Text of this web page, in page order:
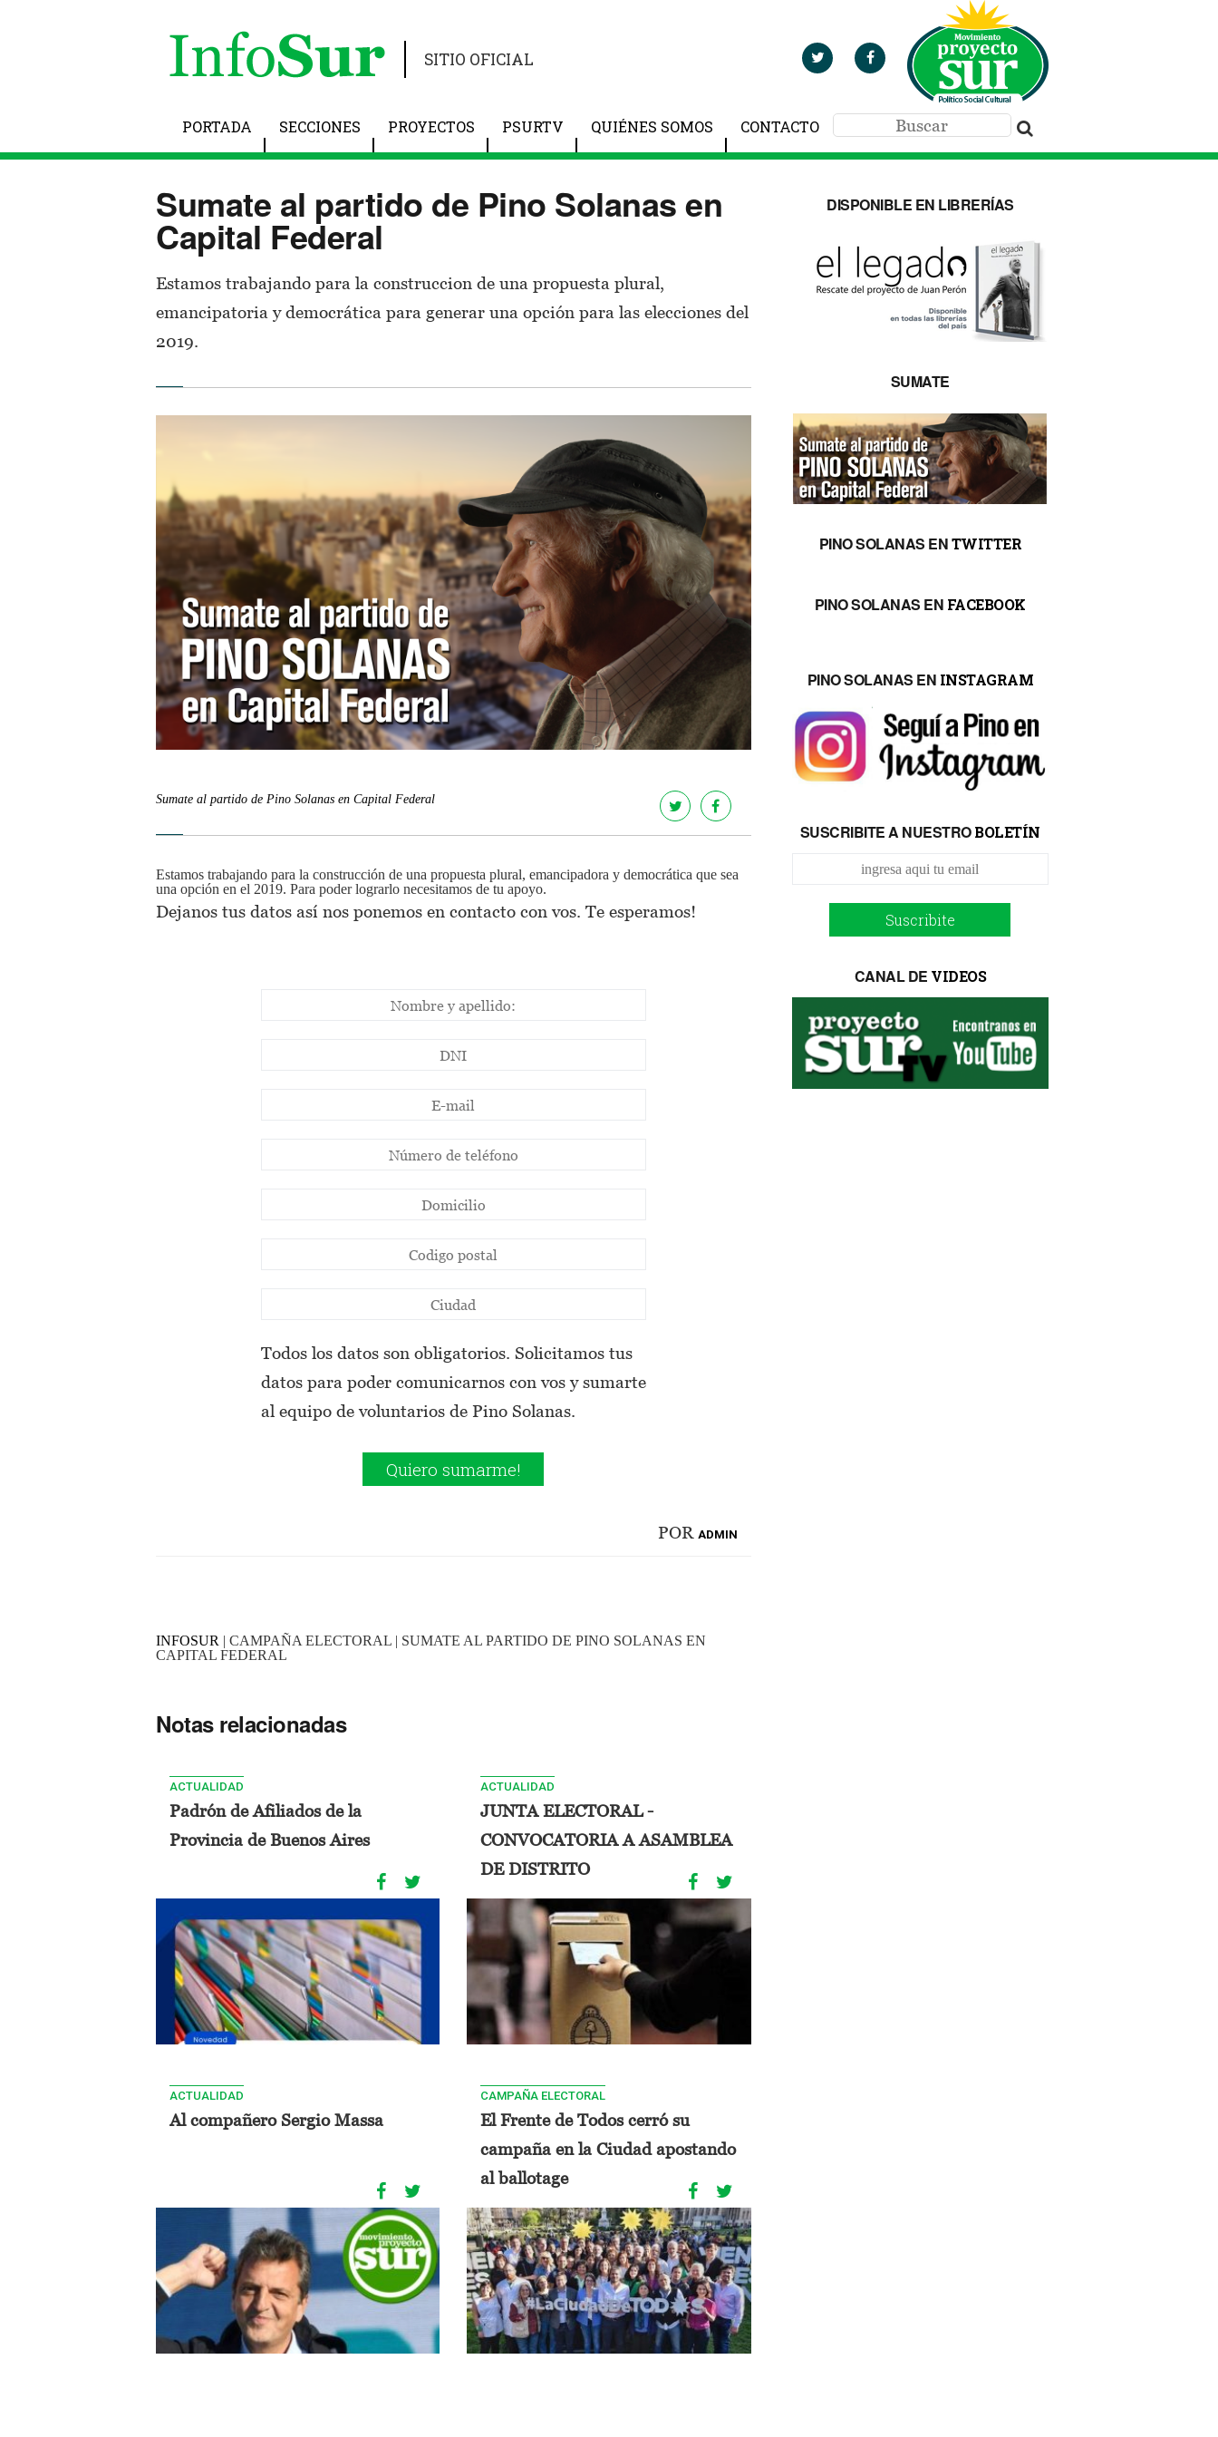
SITIO OFICIAL
PORTADA SECCIONES PROYECTOS PSURTV QUIÉNES SOMOS CONTACTO
Sumate al partido de Pino Solanas en
Capital Federal
Estamos trabajando para la construccion de una propuesta plural,
emancipatoria y democrática para generar una opción para las elecciones del
2019.
Sumate al partido de Pino Solanas en Capital Federal
Estamos trabajando para la construcción de una propuesta plural, emancipadora y democrática que sea
una opción en el 2019. Para poder lograrlo necesitamos de tu apoyo.
Dejanos tus datos así nos ponemos en contacto con vos. Te esperamos!
Todos los datos son obligatorios. Solicitamos tus
datos para poder comunicarnos con vos y sumarte
al equipo de voluntarios de Pino Solanas.
POR ADMIN
INFOSUR | CAMPAÑA ELECTORAL | SUMATE AL PARTIDO DE PINO SOLANAS EN
CAPITAL FEDERAL
Notas relacionadas
ACTUALIDAD
Padrón de Afiliados de la
Provincia de Buenos Aires
ACTUALIDAD
JUNTA ELECTORAL -
CONVOCATORIA A ASAMBLEA
DE DISTRITO
ACTUALIDAD
Al compañero Sergio Massa
CAMPAÑA ELECTORAL
El Frente de Todos cerró su
campaña en la Ciudad apostando
al ballotage
DISPONIBLE EN LIBRERÍAS
SUMATE
PINO SOLANAS ENTWITTER
PINO SOLANAS EN FACEBOOK
PINO SOLANAS EN INSTAGRAM
SUSCRIBITE A NUESTROBOLETÍN
Suscribite
CANAL DE VIDEOS